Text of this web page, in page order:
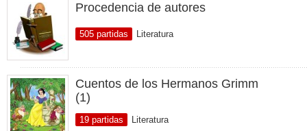
Procedencia de autores
505 partidas Literatura
Cuentos de los Hermanos Grimm
(1)
19 partidas Literatura